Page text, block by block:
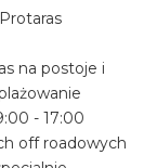
na postoje i
- 17:00
off roadowych